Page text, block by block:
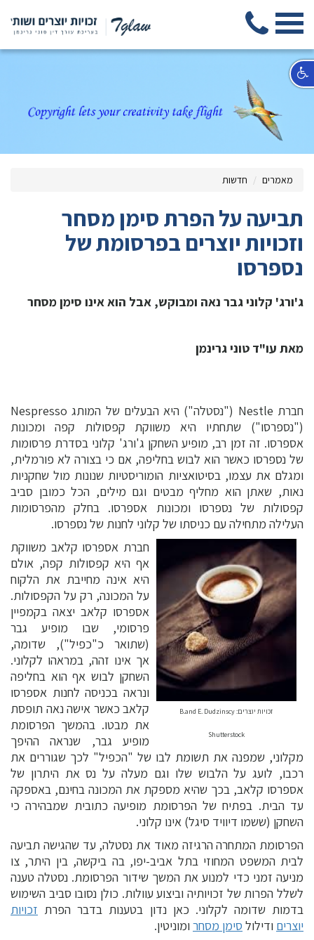
מאמרים חדשות
תביעה על הפרת סימן מסחר
וזכויות יוצרים בפרסומת של
נספרסו
ג'ורג' קלוני גבר נאה ומבוקש, אבל הוא אינו סימן מסחר
מאת עו"ד טוני גרינמן
חברת Nestle ("נסטלה") היא הבעלים של המותג Nespresso
("נספרסו") שתחתיו היא משווקת קפסולות קפה ומכונות
אספרסו. זה זמן רב, מופיע השחקן ג'ורג' קלוני בסדרת פרסומות
של נספרסו כאשר הוא לבוש בחליפה, אם כי בצורה לא פורמלית,
ומגלם את עצמו, בסיטואציות הומוריסטיות שנונות מול שחקניות
נאות, שאתן הוא מחליף מבטים וגם מילים, הכל כמובן סביב
קפסולות של נספרסו ומכונות אספרסו. בחלק מהפרסומות
העלילה מתחילה עם כניסתו של קלוני לחנות של נספרסו.
זכויות יוצרים: B.and E. Dudzinscy
Shutterstock
חברת אספרסו קלאב משווקת
אף היא קפסולות קפה, אולם
היא אינה מחייבת את הלקוח
על המכונה, רק על הקפסולות.
אספרסו קלאב יצאה בקמפיין
פרסומי, שבו מופיע גבר
(שתואר כ"כפיל"), שדומה,
אך אינו זהה, במראהו לקלוני.
השחקן לבוש אף הוא בחליפה
ונראה בכניסה לחנות אספרסו
קלאב כאשר אישה נאה תופסת
את מבטו. בהמשך הפרסומת
מופיע גבר, שנראה ההיפך
מקלוני, שמפנה את תשומת לבו של "הכפיל" לכך שגוררים את
רכבו, לועג על הלבוש שלו וגם מעלה על נס את היתרון של
אספרסו קלאב, בכך שהיא מספקת את המכונה בחינם, באספקה
עד הבית. בפתיח של הפרסומת מופיעה כתובית שמבהירה כי
השחקן (ששמו דיוויד סיגל) אינו קלוני.
הפרסומת המתחרה הרגיזה מאוד את נסטלה, עד שהגישה תביעה
לבית המשפט המחוזי בתל אביב-יפו, בה ביקשה, בין היתר, צו
מניעה זמני כדי למנוע את המשך שידור הפרסומת. נסטלה טענה
לשלל הפרות של זכויותיה וביצוע עוולות. כולן נסובו סביב השימוש
בדמות שדומה לקלוני. כאן נדון בטענות בדבר הפרת זכויות
יוצרים ודילול סימן מסחרומוניטין.